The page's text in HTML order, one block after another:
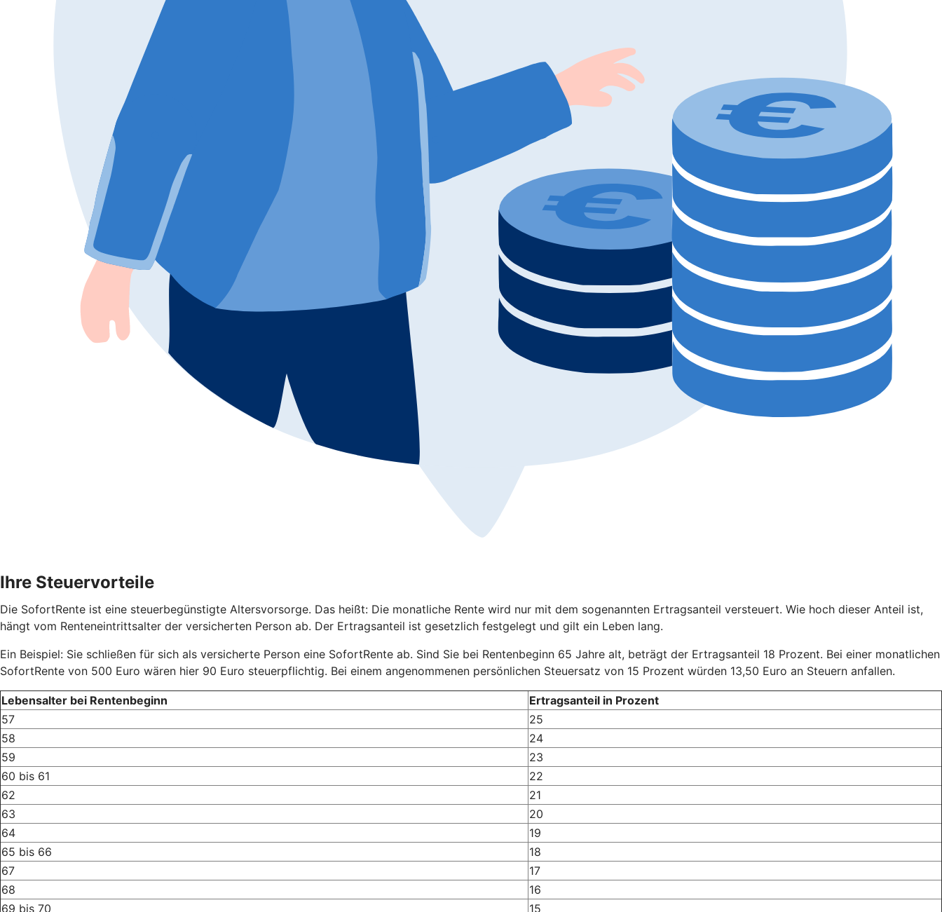
Ihre Steuervorteile
Die SofortRente ist eine steuerbegünstigte Altersvorsorge. Das heißt: Die monatliche Rente wird nur mit dem sogenannten Ertragsanteil versteuert. Wie hoch dieser Anteil ist,
hängt vom Renteneintrittsalter der versicherten Person ab. Der Ertragsanteil ist gesetzlich festgelegt und gilt ein Leben lang.
Ein Beispiel: Sie schließen für sich als versicherte Person eine SofortRente ab. Sind Sie bei Rentenbeginn 65 Jahre alt, beträgt der Ertragsanteil 18 Prozent. Bei einer monatlichen
SofortRente von 500 Euro wären hier 90 Euro steuerpflichtig. Bei einem angenommenen persönlichen Steuersatz von 15 Prozent würden 13,50 Euro an Steuern anfallen.
Lebensalter bei Rentenbeginn
Ertragsanteil in Prozent
57
25
58
24
59
23
60 bis 61
22
62
21
63
20
64
19
65 bis 66
18
67
17
68
16
69 bis 70
15